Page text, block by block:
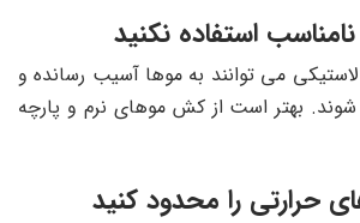
استفاده نکنید
می توانند به موها آسیب رسانده و
بهتر است از کش موهای نرم و پارچه
حرارتی را محدود کنید